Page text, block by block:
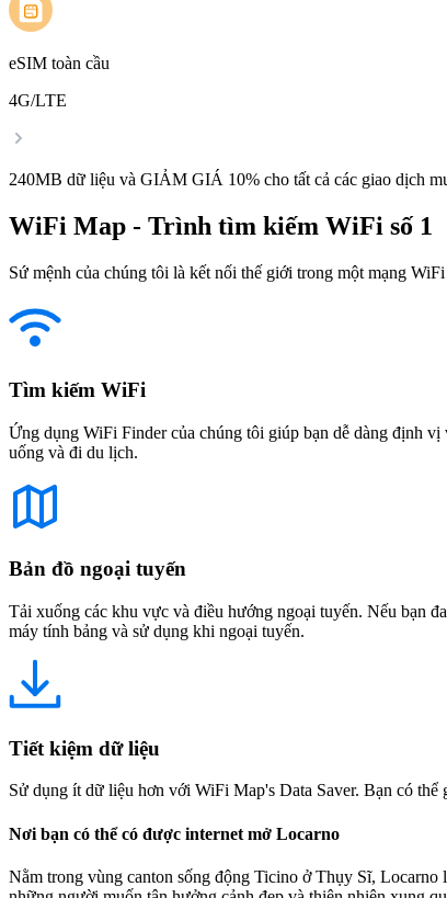
eSIM toàn cầu
4G/LTE
240MB dữ liệu và GIẢM GIÁ 10% cho tất cả các giao dịch
WiFi Map - Trình tìm kiếm WiFi số 1
Sứ mệnh của chúng tôi là kết nối thế giới trong một mạng
Tìm kiếm WiFi
Ứng dụng WiFi Finder của chúng tôi giúp bạn dễ dàng định
uống và đi du lịch.
Bản đồ ngoại tuyến
Tải xuống các khu vực và điều hướng ngoại tuyến. Nếu bạn
máy tính bảng và sử dụng khi ngoại tuyến.
Tiết kiệm dữ liệu
Sử dụng ít dữ liệu hơn với WiFi Map's Data Saver. Bạn có
Nơi bạn có thể có được internet mở Locarno
Nằm trong vùng canton sống động Ticino ở Thụy Sĩ,